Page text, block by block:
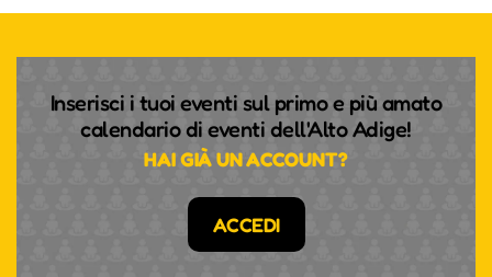
Inserisci i tuoi eventi sul primo e più amato
calendario di eventi dell'Alto Adige!
HAI GIÀ UN ACCOUNT?
ACCEDI